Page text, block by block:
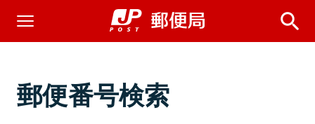
郵便番号検索